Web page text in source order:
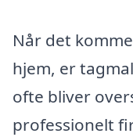
Når det
hjem, er
ofte bliver
professionelt